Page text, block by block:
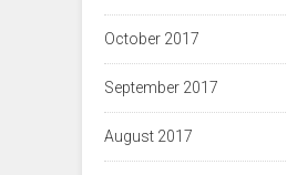
October 2017
September 2017
August 2017